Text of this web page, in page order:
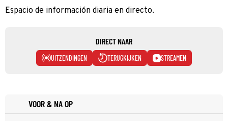
Espacio de información diaria en directo.
DIRECT NAAR
UITZENDINGEN TERUGKIJKEN STREAMEN
VOOR & NA OP